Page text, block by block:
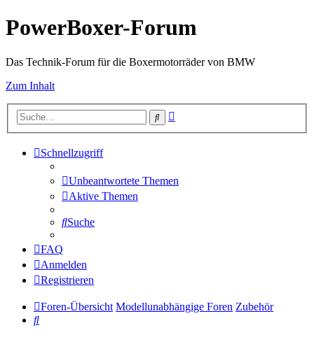
PowerBoxer-Forum
Das Technik-Forum für die Boxermotorräder von BMW
Zum Inhalt
Suche
Schnellzugriff
Unbeantwortete Themen
Aktive Themen
Suche
FAQ
Anmelden
Registrieren
Foren-Übersicht Modellunabhängige Foren Zubehör
Suche